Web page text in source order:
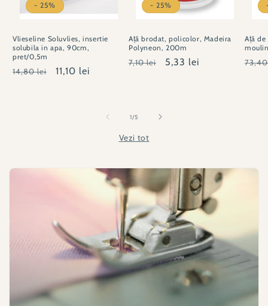
- 25%
Vlieseline Soluvlies, insertie
solubila in apa, 90cm,
pret/0,5m
Preț
14,80 lei
Preț
11,10 lei
- 25%
Ață brodat, policolor, Madeira
Polyneon, 200m
Preț
7,10 lei
Preț
5,33 lei
Ață
Preț
1/din
5
Vezi tot